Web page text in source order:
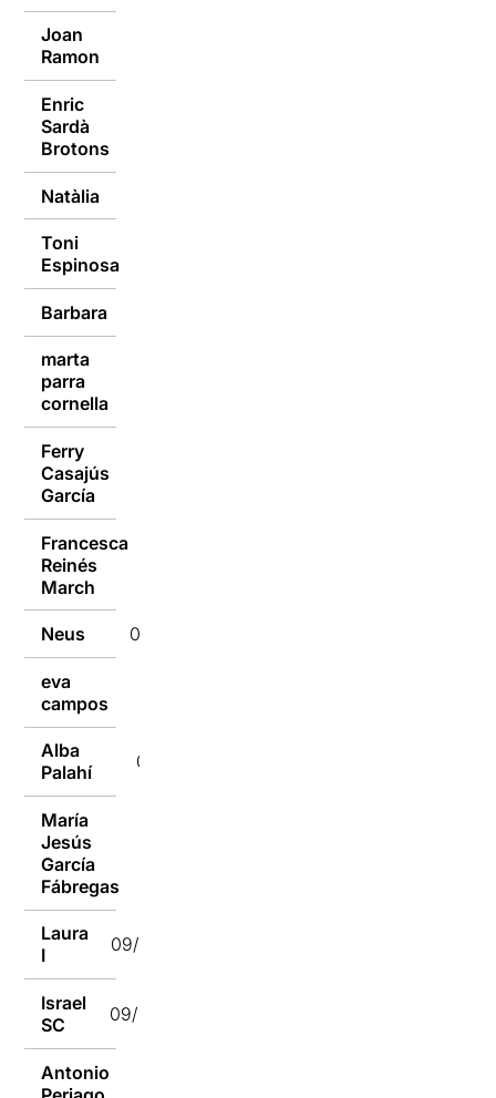
Joan
Ramon
Enric
Sardà
Brotons
Natàlia
Toni
Espinosa
Barbara
marta
parra
cornella
Ferry
Casajús
García
Francesca
Reinés
March
Neus 09/01/2017
eva
campos
Alba
Palahí
09/01/2017
María
Jesús
García
Fábregas
Laura
I
09/01/2017
Israel
SC
09/01/2017
Antonio